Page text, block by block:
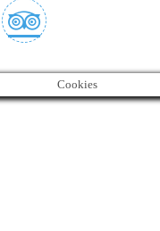
Cookies